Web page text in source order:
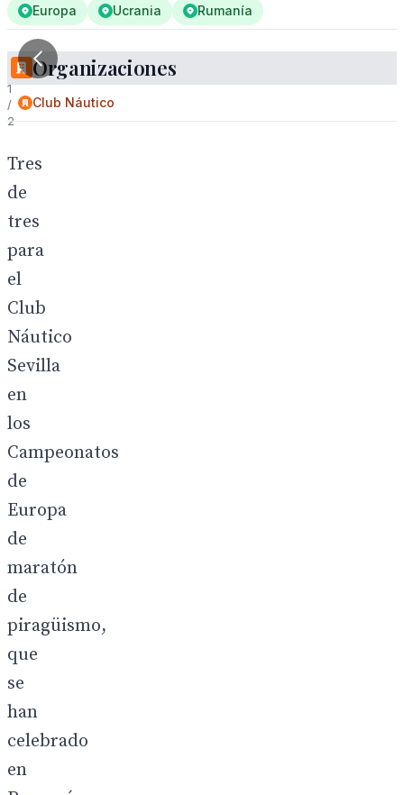
1
/
2
Tres
de
tres
para
el
Club
Náutico
Sevilla
en
los
Campeonatos
de
Europa
de
maratón
de
piragüismo,
que
se
han
celebrado
en
Europa Ucrania Rumanía
Organizaciones
Club Náutico